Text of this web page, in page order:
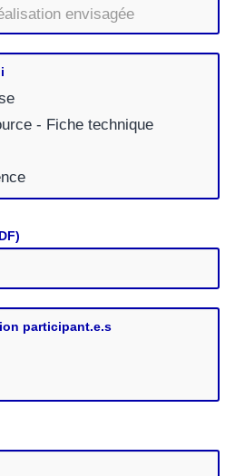
- Fiche technique
participant.e.s